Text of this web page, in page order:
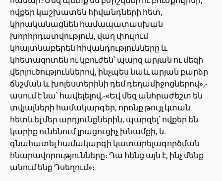
ովքեր կաշխատեն հիվանդների հետ,
կիրականացնեն համապատասխան
խորհրդատվություն, վաղ փուլում
կհայտնաբերեն հիվանդությունները և
կհետազոտեն ու կբուժեն՝ պարզ արյան ու մեզի
վերլուծություններով, ինչպես նաև արյան բարձր
ճնշման և խոլեստերինի դեմ դեղամիջոցներով»,-
ասում է նա՝ հավելելով,-«Եվ մեզ անհրաժեշտ են
տվյալների համակարգեր, որոնք թույլ կտան
հետևել մեր արդյունքներին, պարզել՝ ովքեր են
կարիք ունենում լրացուցիչ խնամքի, և
գնահատել համակարգի կատարելագործման
հնարավորությունները։ Դա հենց այն է, ինչ մենք
անում ենք Դսեղում»։